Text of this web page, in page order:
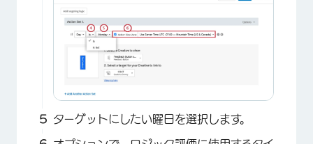
ターゲットにしたい曜日を選択します。